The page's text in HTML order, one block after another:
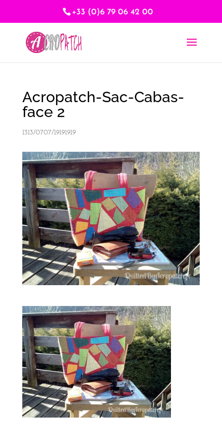
+33 (0)6 79 06 42 00
Acropatch-Sac-Cabas-
face 2
1313/0707/19191919